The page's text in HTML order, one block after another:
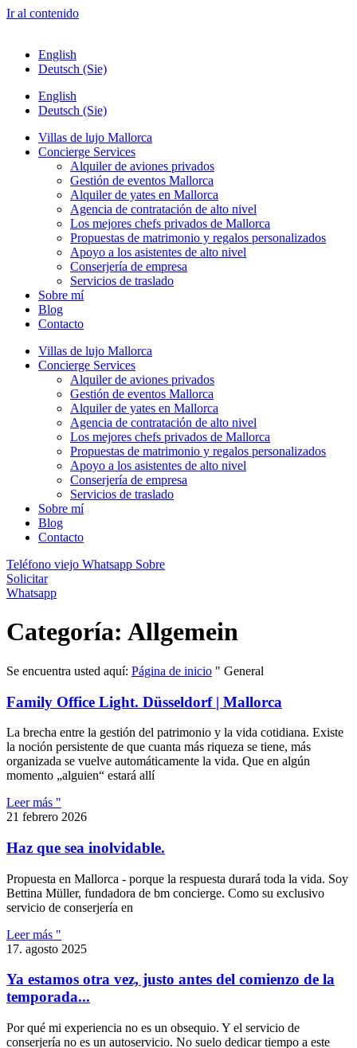
Ir al contenido
English
Deutsch (Sie)
English
Deutsch (Sie)
Villas de lujo Mallorca
Concierge Services
Alquiler de aviones privados
Gestión de eventos Mallorca
Alquiler de yates en Mallorca
Agencia de contratación de alto nivel
Los mejores chefs privados de Mallorca
Propuestas de matrimonio y regalos personalizados
Apoyo a los asistentes de alto nivel
Conserjería de empresa
Servicios de traslado
Sobre mí
Blog
Contacto
Villas de lujo Mallorca
Concierge Services
Alquiler de aviones privados
Gestión de eventos Mallorca
Alquiler de yates en Mallorca
Agencia de contratación de alto nivel
Los mejores chefs privados de Mallorca
Propuestas de matrimonio y regalos personalizados
Apoyo a los asistentes de alto nivel
Conserjería de empresa
Servicios de traslado
Sobre mí
Blog
Contacto
Teléfono viejo Whatsapp Sobre
Solicitar
Whatsapp
Categoría: Allgemein
Se encuentra usted aquí: Página de inicio " General
Family Office Light. Düsseldorf | Mallorca
La brecha entre la gestión del patrimonio y la vida cotidiana. Existe
la noción persistente de que cuanta más riqueza se tiene, más
organizada se vuelve automáticamente la vida. Que en algún
momento „alguien“ estará allí
Leer más "
21 febrero 2026
Haz que sea inolvidable.
Propuesta en Mallorca - porque la respuesta durará toda la vida. Soy
Bettina Müller, fundadora de bm concierge. Como su exclusivo
servicio de conserjería en
Leer más "
17. agosto 2025
Ya estamos otra vez, justo antes del comienzo de la
temporada...
Por qué mi experiencia no es un obsequio. Y el servicio de
conserjería no es un autoservicio. No suelo dedicar tiempo a este